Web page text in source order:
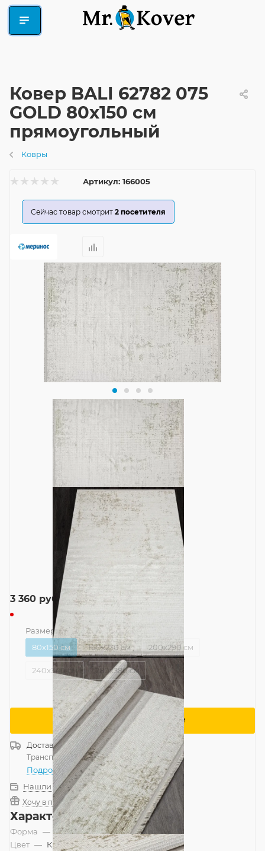
Ковер BALI 62782 075
GOLD 80x150 см
прямоугольный
Ковры
Артикул: 166005
Сейчас товар смотрит 2 посетителя
3 360 руб.
Размер —
80x150 см
80x150 см
160x230 см 200x290 см
240x340 см 280x380 см
Сообщить о поступлении
ДоставкаРоссия
Транспортной компанией — бесплатно
Подробнее
Нашли дешевле?
Хочу в подарок
Характеристики
Форма — Прямоугольник
Цвет — Кремовый